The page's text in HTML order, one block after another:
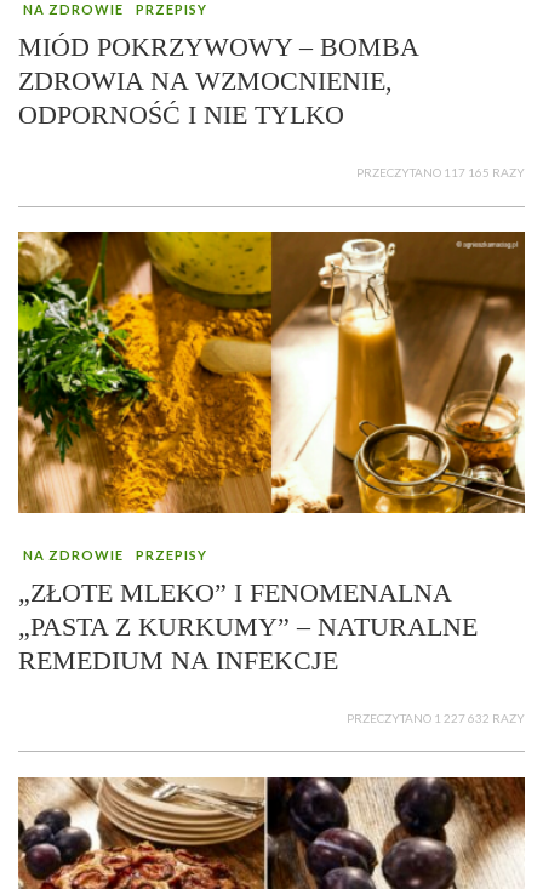
NA ZDROWIE PRZEPISY
MIÓD POKRZYWOWY – BOMBA
ZDROWIA NA WZMOCNIENIE,
ODPORNOŚĆ I NIE TYLKO
PRZECZYTANO 117 165 RAZY
NA ZDROWIE PRZEPISY
„ZŁOTE MLEKO” I FENOMENALNA
„PASTA Z KURKUMY” – NATURALNE
REMEDIUM NA INFEKCJE
PRZECZYTANO 1 227 632 RAZY